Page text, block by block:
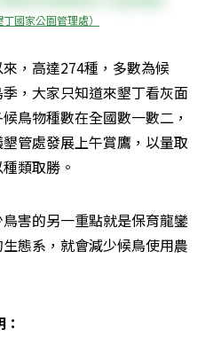
國家公園管理處）
，高達274種，多數為候
，大家只知道來墾丁看灰面
鳥物種數在全國數一數二，
管處發展上午賞鷹，以量取
類取勝。
害的另一重點就是保育龍鑾
態系，就會減少候鳥使用農